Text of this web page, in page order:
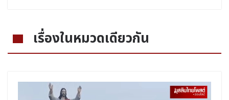
เรื่องในหมวดเดียวกัน